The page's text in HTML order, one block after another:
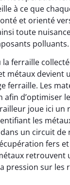
à ce que
et orienté
toute
polluants.
la ferraille
métaux devient
ferraille. Les
afin d’optimiser
joue ici un
les
un circuit de
fers
retrouvent
pression sur les